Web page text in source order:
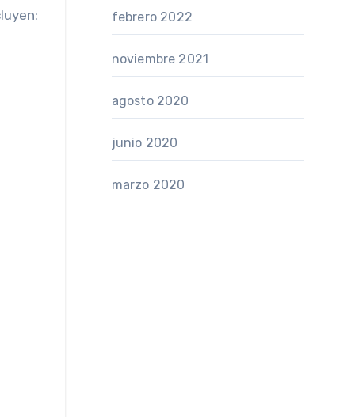
febrero 2022
noviembre 2021
agosto 2020
junio 2020
marzo 2020